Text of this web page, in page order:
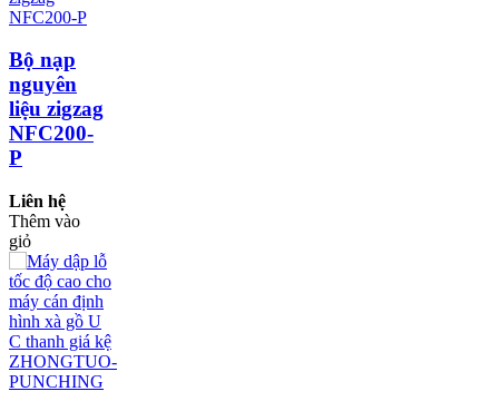
Bộ nạp
nguyên
liệu zigzag
NFC200-
P
Liên hệ
Thêm vào
giỏ